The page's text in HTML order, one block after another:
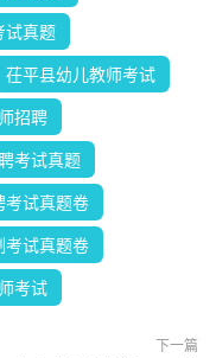
试真题
茌平县幼儿教师考试
招聘
考试真题
考试真题卷
考试真题卷
考试
下一篇